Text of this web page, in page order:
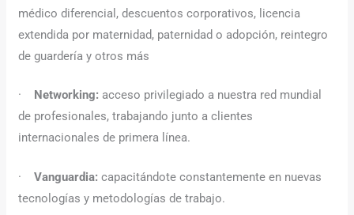
médico diferencial, descuentos corporativos, licencia
extendida por maternidad, paternidad o adopción, reintegro
de guardería y otros más
· Networking: acceso privilegiado a nuestra red mundial
de profesionales, trabajando junto a clientes
internacionales de primera línea.
·Vanguardia: capacitándote constantemente en nuevas
tecnologías y metodologías de trabajo.